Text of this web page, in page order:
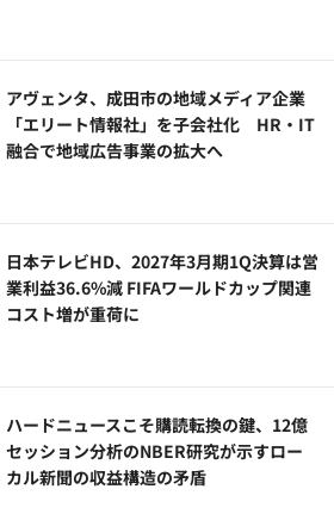
アヴェンタ、成田市の地域メディア企業
「エリート情報社」を子会社化 HR・IT
融合で地域広告事業の拡大へ
日本テレビHD、2027年3月期1Q決算は営
業利益36.6%減 FIFAワールドカップ関連
コスト増が重荷に
ハードニュースこそ購読転換の鍵、12億
セッション分析のNBER研究が示すロー
カル新聞の収益構造の矛盾